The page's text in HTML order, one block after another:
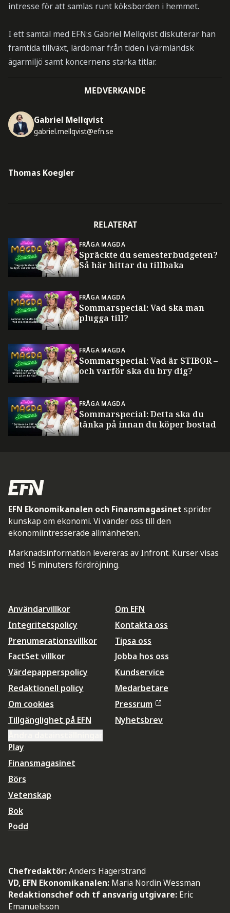
intresse för att samlas runt köksborden i hemmet.
I ett samtal med EFN:s Gabriel Mellqvist diskuterar han
framtida tillväxt, lärdomar från tiden i värmländsk
ägarmiljö samt koncernens starka titlar.
MEDVERKANDE
Gabriel Mellqvist
gabriel.mellqvist@efn.se
Thomas Koegler
RELATERAT
FRÅGA MAGDA
Spräckte du semesterbudgeten?
Så här hittar du tillbaka
FRÅGA MAGDA
Sommarspecial: Vad ska man
plugga till?
FRÅGA MAGDA
Sommarspecial: Vad är STIBOR –
och varför ska du bry dig?
FRÅGA MAGDA
Sommarspecial: Detta ska du
tänka på innan du köper bostad
EFN Ekonomikanalen och Finansmagasinet sprider
kunskap om ekonomi. Vi vänder oss till den
ekonomiintresserade allmänheten.
Marknadsinformation levereras av Infront. Kurser visas
med 15 minuters fördröjning.
Användarvillkor
Integritetspolicy
Prenumerationsvillkor
FactSet villkor
Värdepapperspolicy
Redaktionell policy
Om cookies
Tillgänglighet på EFN
Om EFN
Kontakta oss
Tipsa oss
Jobba hos oss
Kundservice
Medarbetare
Pressrum
Nyhetsbrev
Play
Finansmagasinet
Börs
Vetenskap
Bok
Podd
Chefredaktör:Anders Hägerstrand
VD, EFN Ekonomikanalen: Maria Nordin Wessman
Redaktionschef och tf ansvarig utgivare: Eric
Emanuelsson